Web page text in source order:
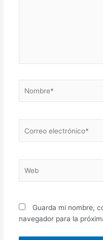
electrónico*
Guarda mi nombre,
navegador para la